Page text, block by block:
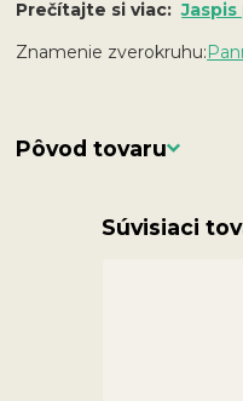
Prečítajte si viac:
Znamenie zverokruhu:
Pôvod tovaru
Súvisiaci